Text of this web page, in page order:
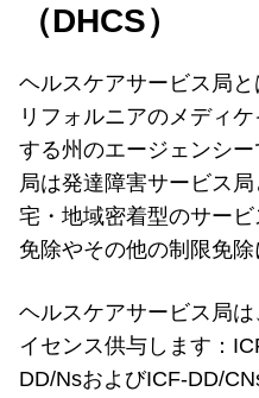
（DHCS）
ヘルスケアサービス局
リフォルニアのメディ
する州のエージェンシ
局は発達障害サービス
宅・地域密着型のサー
免除やその他の制限免除
ヘルスケアサービス局
イセンス供与します：
DD/NsおよびICF-DD/